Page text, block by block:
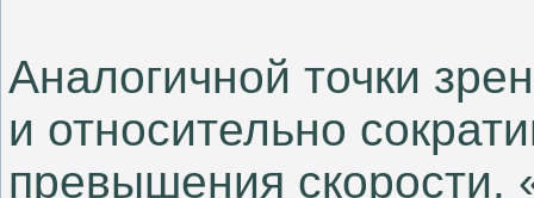
Аналогичной точки
и относительно
превышения скорости.